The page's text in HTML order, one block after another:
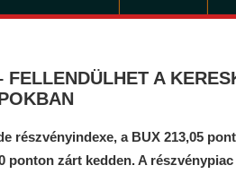
FELLENDÜLHET A
részvényindexe, a BUX 213,05
ponton zárt kedden. A